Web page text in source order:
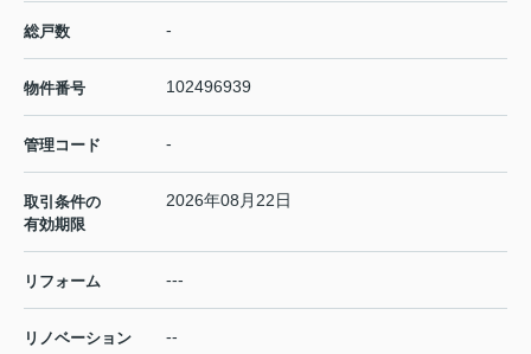
総戸数 -
物件番号 102496939
管理コード -
取引条件の
有効期限
2026年08月22日
リフォーム ---
リノベーション --